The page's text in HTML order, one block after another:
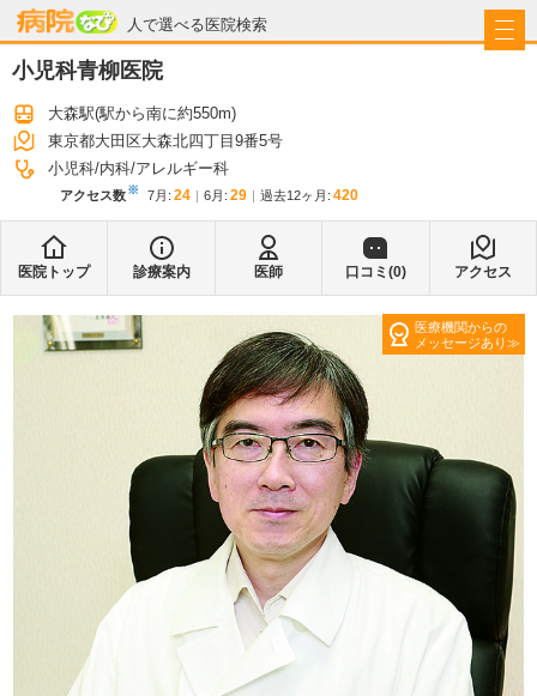
人で選べる医院検索
病院なび
小児科青柳医院
大森駅(駅から南に約550m)
東京都大田区大森北四丁目9番5号
小児科 内科 アレルギー科
アクセス数※ 7月 : 24 6月 : 29 過去12ヶ月: 420
医院トップ 診療案内 医師 口コミ(0) アクセス
医療機関からの
メッセージあり